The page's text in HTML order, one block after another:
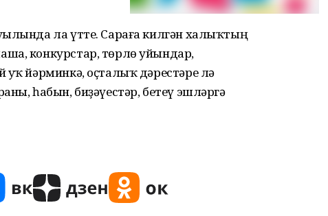
ла үтте. Сараға килгән халыҡтың
конкурстар, төрлө уйындар,
йәрминкә, оҫталыҡ дәрестәре лә
һабын, биҙәүестәр, бетеү эшләргә